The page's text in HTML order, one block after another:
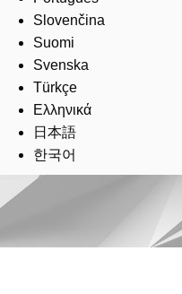
Slovenčina
Suomi
Svenska
Türkçe
Ελληνικά
日本語
한국어